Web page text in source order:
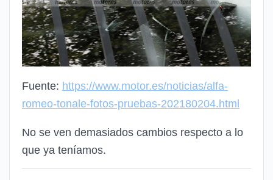
Fuente: https://www.motor.es/noticias/alfa-
romeo-tonale-fotos-pruebas-202180204.html
No se ven demasiados cambios respecto a lo
que ya teníamos.